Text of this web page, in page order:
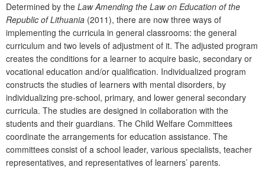
Determined by the Law Amending the Law on Education of the
Republic of Lithuania (2011), there are now three ways of
implementing the curricula in general classrooms: the general
curriculum and two levels of adjustment of it. The adjusted program
creates the conditions for a learner to acquire basic, secondary or
vocational education and/or qualification. Individualized program
constructs the studies of learners with mental disorders, by
individualizing pre-school, primary, and lower general secondary
curricula. The studies are designed in collaboration with the
students and their guardians. The Child Welfare Committees
coordinate the arrangements for education assistance. The
committees consist of a school leader, various specialists, teacher
representatives, and representatives of learners’ parents.